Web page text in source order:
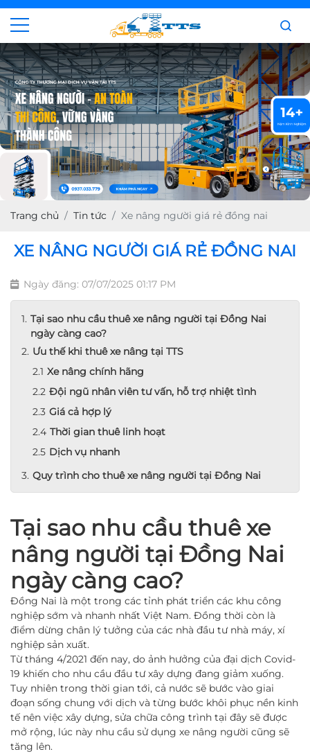
Trang chủ Tin tức Xe nâng người giá rẻ đồng nai
XE NÂNG NGƯỜI GIÁ RẺ ĐỒNG NAI
Ngày đăng: 07/07/2025 01:17 PM
Tại sao nhu cầu thuê xe nâng người tại Đồng Nai
ngày càng cao?
Ưu thế khi thuê xe nâng tại TTS
Xe nâng chính hãng
Đội ngũ nhân viên tư vấn, hỗ trợ nhiệt tình
Giá cả hợp lý
Thời gian thuê linh hoạt
Dịch vụ nhanh
Quy trình cho thuê xe nâng người tại Đồng Nai
Tại sao nhu cầu thuê xe
nâng người tại Đồng Nai
ngày càng cao?
Đồng Nai là một trong các tỉnh phát triển các khu công
nghiệp sớm và nhanh nhất Việt Nam. Đồng thời còn là
điểm dừng chân lý tưởng của các nhà đầu tư nhà máy, xí
nghiệp sản xuất.
Từ tháng 4/2021 đến nay, do ảnh hưởng của đại dịch Covid-
19 khiến cho nhu cầu đầu tư xây dựng đang giảm xuống.
Tuy nhiên trong thời gian tới, cả nước sẽ bước vào giai
đoạn sống chung với dịch và từng bước khôi phục nền kinh
tế nên việc xây dựng, sửa chữa công trình tại đây sẽ được
mở rộng, lúc này nhu cầu sử dụng xe nâng người cũng sẽ
tăng lên.